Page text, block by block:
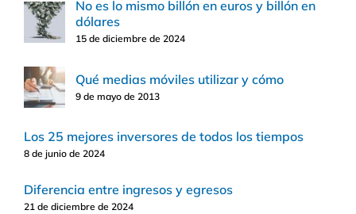
No es lo mismo billón en euros y billón en
dólares
15 de diciembre de 2024
Qué medias móviles utilizar y cómo
9 de mayo de 2013
Los 25 mejores inversores de todos los tiempos
8 de junio de 2024
Diferencia entre ingresos y egresos
21 de diciembre de 2024